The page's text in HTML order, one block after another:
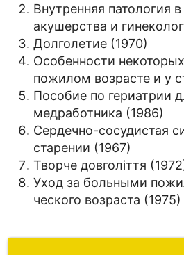
Внутренняя патология
акушерства и
Долголетие (1970)
Особенности
пожилом возрасте и у
Пособие по гериатрии
медработника (1986)
Сердечно-сосудистая
старении (1967)
Творче довголіття
Уход за больными
ческого возраста (1975)